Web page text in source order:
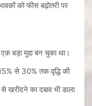
को फीस बढ़ोतरी पर
एक बड़ा मुद्दा बन चुका था।
से 30% तक वृद्धि की
खरीदने का दबाव भी डाला